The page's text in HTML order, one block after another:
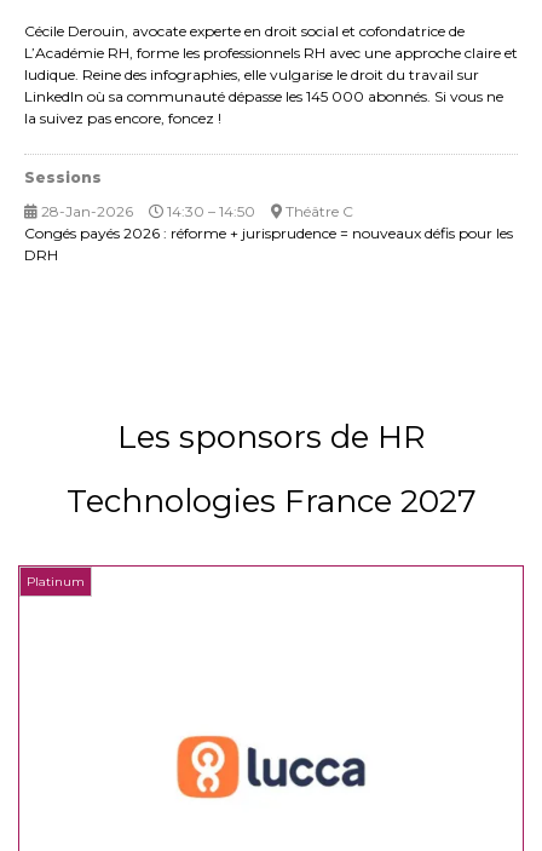
Cécile Derouin, avocate experte en droit social et cofondatrice de
L’Académie RH, forme les professionnels RH avec une approche claire et
ludique. Reine des infographies, elle vulgarise le droit du travail sur
LinkedIn où sa communauté dépasse les 145 000 abonnés. Si vous ne
la suivez pas encore, foncez !
Sessions
28-Jan-2026
14:30 – 14:50
Théâtre C
Congés payés 2026 : réforme + jurisprudence = nouveaux défis pour les
DRH
Les sponsors de HR
Technologies France 2027
Platinum